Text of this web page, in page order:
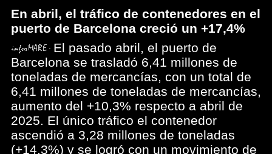
En abril, el tráfico de contenedores en el
puerto de Barcelona creció un +17,4%
El pasado abril, el puerto de
Barcelona se trasladó 6,41 millones de
toneladas de mercancías, con un total de
6,41 millones de toneladas de mercancías,
aumento del +10,3% respecto a abril de
2025. El único tráfico el contenedor
ascendió a 3,28 millones de toneladas
(+14,3%) y se logró con un movimiento de